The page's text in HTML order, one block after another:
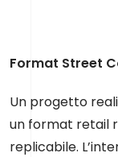
Format Street
Un progetto
un format retail
replicabile.